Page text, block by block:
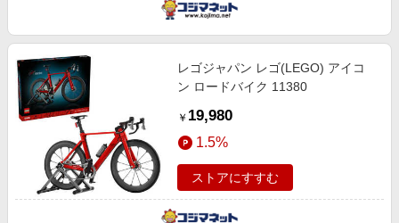
レゴジャパン レゴ(LEGO) アイコ
ン ロードバイク 11380
￥ 19,980
1.5%
ストアにすすむ